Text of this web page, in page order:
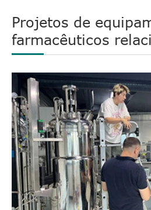
Projetos de
farmacêuticos